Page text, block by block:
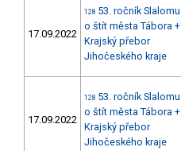
17.09.2022
128 53. ročník Slalomu
o štít města Tábora +
Krajský přebor
Jihočeského kraje
17.09.2022
128 53. ročník Slalomu
o štít města Tábora +
Krajský přebor
Jihočeského kraje